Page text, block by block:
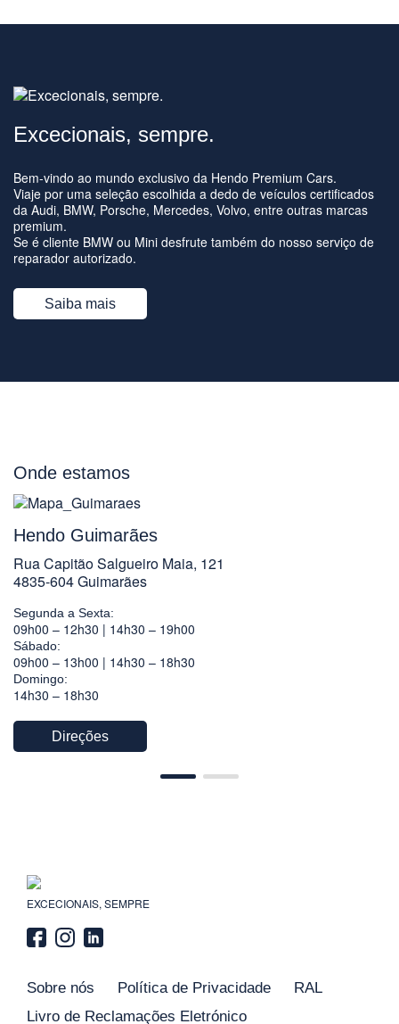
Excecionais, sempre.
Bem-vindo ao mundo exclusivo da Hendo Premium Cars.
Viaje por uma seleção escolhida a dedo de veículos certificados
da Audi, BMW, Porsche, Mercedes, Volvo, entre outras marcas
premium.
Se é cliente BMW ou Mini desfrute também do nosso serviço de
reparador autorizado.
Saiba mais
Onde estamos
Hendo Guimarães
Rua Capitão Salgueiro Maia, 121
4835-604 Guimarães
Segunda a Sexta:
09h00 – 12h30 | 14h30 – 19h00
Sábado:
09h00 – 13h00 | 14h30 – 18h30
Domingo:
14h30 – 18h30
Direções
EXCECIONAIS, SEMPRE
Sobre nós Política de Privacidade
RAL
Livro de Reclamações Eletrónico